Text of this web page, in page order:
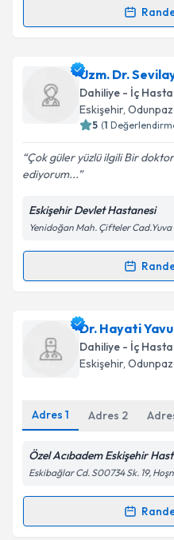
Kişisel verilerimin
Metni'ni okudum
Takvim
Randevu Takvimi
Dr. Mehmet Bahri
oluşturun. Size bu
takvim
Kişisel verilerimin
Metni'ni okudum
kapsamda
Uzm. Dr.
Dahiliye - İç
Eskişehir,
5 (1
Çok güler yüzlü ilgili Bir
ediyorum...
Eskişehir Devlet Hastanesi
Yenidoğan Mah. Çifteler Cad.Yuva
Randevu Takvimi
Uzm. Dr. Sevilay
talebi oluşturun. Size bu
için bir takvim
bilgilendireceğiz.
Metni'ni okudum
kapsamda
Dr. Hayati
Dahiliye - İç
Eskişehir,
Adres 1 Adres 2
Özel Acıbadem Eskişehir
Eskibağlar Cd. S00734 Sk. 19,
Randevu Takvimi